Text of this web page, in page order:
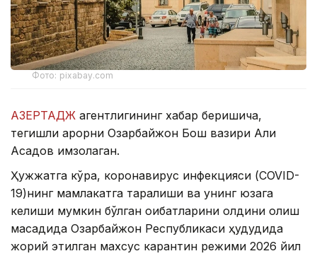
Фото: pixabay.com
АЗЕРТАДЖ агентлигининг хабар беришича,
тегишли қарорни Озарбайжон Бош вазири Али
Асадов имзолаган.
Ҳужжатга кўра, коронавирус инфекцияси (COVID-
19)нинг мамлакатга тарқалиши ва унинг юзага
келиши мумкин бўлган оқибатларини олдини олиш
мақсадида Озарбайжон Республикаси ҳудудида
жорий этилган махсус карантин режими 2026 йил